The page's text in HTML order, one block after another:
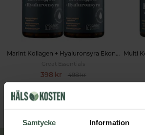
Samtycke Information
Marint Kollagen + Hyaluronsyra Ekonomipack 2x120k
Great Essentials
398 kr 498 kr
LÄGG I VARUKORGEN